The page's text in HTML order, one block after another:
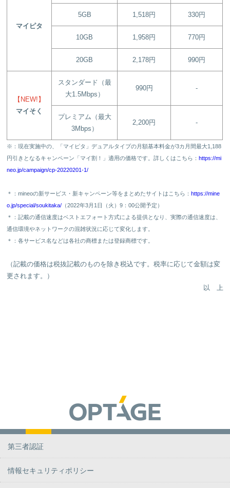
マイピタ
5GB 1,518円 330円
10GB 1,958円 770円
20GB 2,178円 990円
【NEW!】
マイそく
スタンダード（最
大1.5Mbps）
990円 -
プレミアム（最大
3Mbps）
2,200円 -
※：現在実施中の、「マイピタ」デュアルタイプの月額基本料金が3カ月間最大1,188
円引きとなるキャンペーン「マイ割！」適用の価格です。詳しくはこちら： https://mi
neo.jp/campaign/cp-20220201-1/
＊：mineoの新サービス・新キャンペーン等をまとめたサイトはこちら： https://mine
o.jp/special/soukitaka/ （2022年3月1日（火）9：00公開予定）
＊：記載の通信速度はベストエフォート方式による提供となり、実際の通信速度は、
通信環境やネットワークの混雑状況に応じて変化します。
＊：各サービス名などは各社の商標または登録商標です。
（記載の価格は税抜記載のものを除き税込です。税率に応じて金額は変
更されます。）
以 上
第三者認証
情報セキュリティポリシー